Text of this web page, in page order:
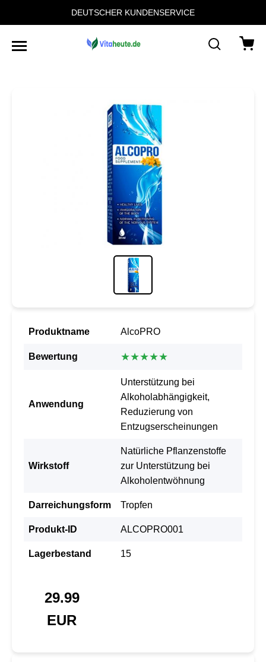
DEUTSCHER KUNDENSERVICE
Produktname AlcoPRO
Bewertung ★★★★★
Anwendung
Unterstützung bei
Alkoholabhängigkeit,
Reduzierung von
Entzugserscheinungen
Wirkstoff
Natürliche Pflanzenstoffe
zur Unterstützung bei
Alkoholentwöhnung
Darreichungsform Tropfen
Produkt-ID ALCOPRO001
Lagerbestand 15
29.99
EUR